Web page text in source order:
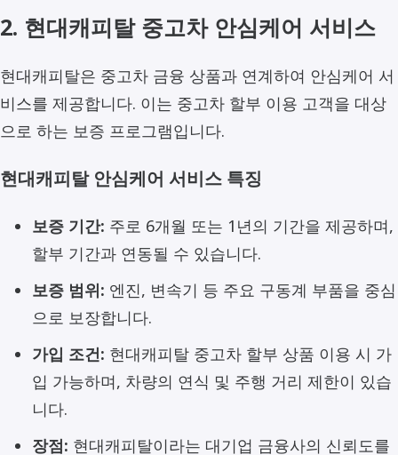
2. 현대캐피탈 중고차 안심케어 서비스
현대캐피탈은 중고차 금융 상품과 연계하여 안심케어 서
비스를 제공합니다. 이는 중고차 할부 이용 고객을 대상
으로 하는 보증 프로그램입니다.
현대캐피탈 안심케어 서비스 특징
보증 기간: 주로 6개월 또는 1년의 기간을 제공하며,
할부 기간과 연동될 수 있습니다.
보증 범위: 엔진, 변속기 등 주요 구동계 부품을 중심
으로 보장합니다.
가입 조건: 현대캐피탈 중고차 할부 상품 이용 시 가
입 가능하며, 차량의 연식 및 주행 거리 제한이 있습
니다.
장점: 현대캐피탈이라는 대기업 금융사의 신뢰도를